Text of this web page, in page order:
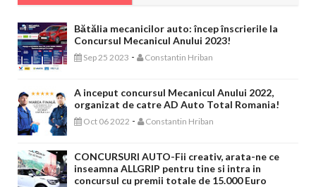
Bătălia mecanicilor auto: încep înscrierile la
Concursul Mecanicul Anului 2023!
Sep 25 2023 - Constantin Hriban
A inceput concursul Mecanicul Anului 2022,
organizat de catre AD Auto Total Romania!
Oct 06 2022 - Constantin Hriban
CONCURSURI AUTO-Fii creativ, arata-ne ce
inseamna ALLGRIP pentru tine si intra in
concursul cu premii totale de 15.000 Euro